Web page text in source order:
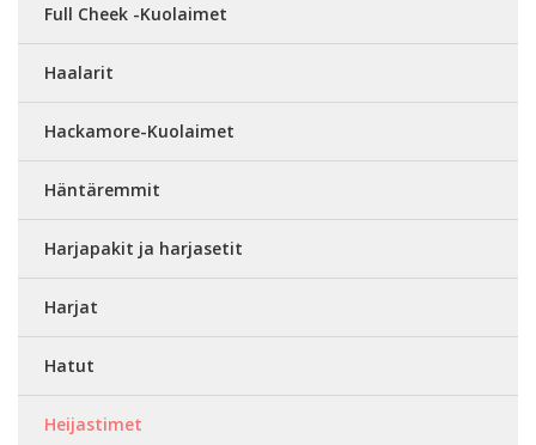
Full Cheek -Kuolaimet
Haalarit
Hackamore-Kuolaimet
Häntäremmit
Harjapakit ja harjasetit
Harjat
Hatut
Heijastimet